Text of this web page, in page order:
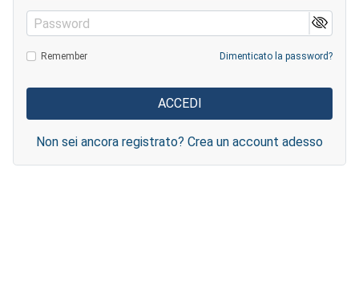
Password
Remember Dimenticato la password?
Non sei ancora registrato? Crea un account adesso